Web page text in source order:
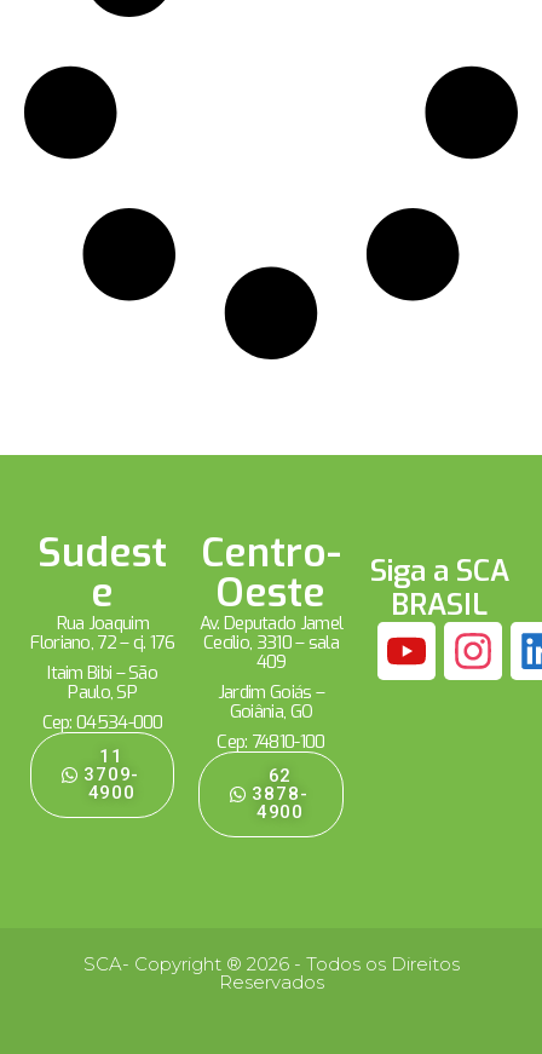
Sudest
e
Rua Joaquim
Floriano, 72 – cj. 176
Itaim Bibi – São
Paulo, SP
Cep: 04534-000
11
3709-
4900
Centro-
Oeste
Av. Deputado Jamel
Cecílio, 3310 – sala
409
Jardim Goiás –
Goiânia, GO
Cep: 74810-100
62
3878-
4900
Siga a SCA
BRASIL
SCA- Copyright ® 2026 - Todos os Direitos
Reservados